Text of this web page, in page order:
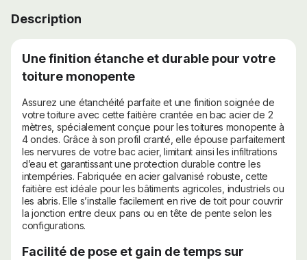
Description
Une finition étanche et durable pour votre
toiture monopente
Assurez une étanchéité parfaite et une finition soignée de
votre toiture avec cette faitière crantée en bac acier de 2
mètres, spécialement conçue pour les toitures monopente à
4 ondes. Grâce à son profil cranté, elle épouse parfaitement
les nervures de votre bac acier, limitant ainsi les infiltrations
d’eau et garantissant une protection durable contre les
intempéries. Fabriquée en acier galvanisé robuste, cette
faitière est idéale pour les bâtiments agricoles, industriels ou
les abris. Elle s’installe facilement en rive de toit pour couvrir
la jonction entre deux pans ou en tête de pente selon les
configurations.
Facilité de pose et gain de temps sur